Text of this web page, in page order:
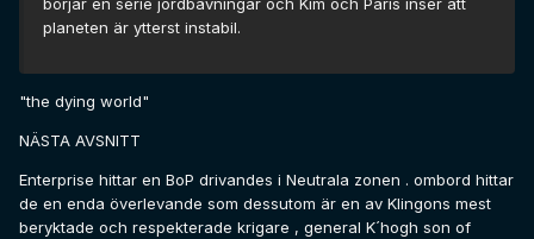
börjar en serie jordbävningar och Kim och Paris inser att
planeten är ytterst instabil.
"the dying world"
NÄSTA AVSNITT
Enterprise hittar en BoP drivandes i Neutrala zonen . ombord hittar
de en enda överlevande som dessutom är en av Klingons mest
beryktade och respekterade krigare , general K´hogh son of